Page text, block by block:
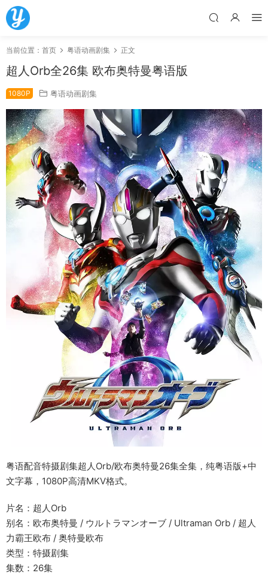
当前位置： 首页 粤语动画剧集 正文
超人Orb全26集 欧布奥特曼粤语版
1080P 粤语动画剧集
粤语配音特摄剧集超人Orb/欧布奥特曼26集全集，纯粤语版+中
文字幕，1080P高清MKV格式。
片名：超人Orb
别名：欧布奥特曼 / ウルトラマンオーブ / Ultraman Orb / 超人
力霸王欧布 / 奥特曼欧布
类型：特摄剧集
集数：26集